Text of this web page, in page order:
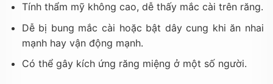
Tính thẩm mỹ không cao, dễ thấy mắc cài trên răng.
Dễ bị bung mắc cài hoặc bật dây cung khi ăn nhai
mạnh hay vận động mạnh.
Có thể gây kích ứng răng miệng ở một số người.